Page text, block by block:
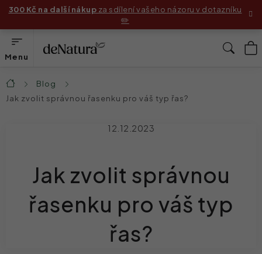
Přejít
obsah
300 Kč na další nákup za sdílení vašeho názoru v dotazníku
✏️
Produkty
Příběhy zákaznic
Před & Po
Domů
Blog
Jak zvolit správnou řasenku pro váš typ řas?
Jak zvolit správnou
řasenku pro váš typ
řas?
12.12.2023